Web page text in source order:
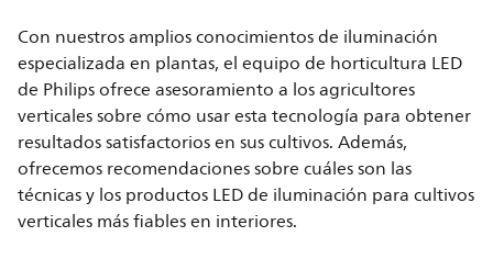
Con nuestros amplios conocimientos de iluminación
especializada en plantas, el equipo de horticultura LED
de Philips ofrece asesoramiento a los agricultores
verticales sobre cómo usar esta tecnología para obtener
resultados satisfactorios en sus cultivos. Además,
ofrecemos recomendaciones sobre cuáles son las
técnicas y los productos LED de iluminación para cultivos
verticales más fiables en interiores.